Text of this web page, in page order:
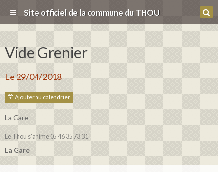
Site officiel de la commune du THOU
Vide Grenier
Le 29/04/2018
Ajouter au calendrier
La Gare
Le Thou s'anime 05 46 35 73 31
La Gare